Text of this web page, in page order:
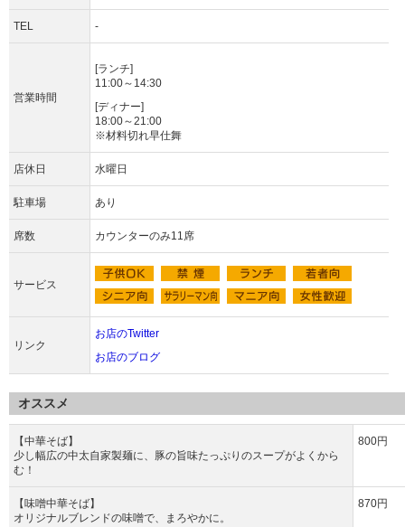
TEL -
営業時間
[ランチ]
11:00～14:30
[ディナー]
18:00～21:00
※材料切れ早仕舞
店休日 水曜日
駐車場 あり
席数 カウンターのみ11席
サービス
リンク
お店のTwitter
お店のブログ
オススメ
【中華そば】
少し幅広の中太自家製麺に、豚の旨味たっぷりのスープがよくから
む！
800円
【味噌中華そば】
オリジナルブレンドの味噌で、まろやかに。
870円